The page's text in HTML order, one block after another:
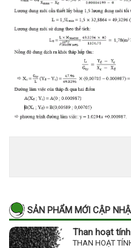
SẢN PHẨM MỚI CẬP
Than hoạt tính
THAN HOẠT